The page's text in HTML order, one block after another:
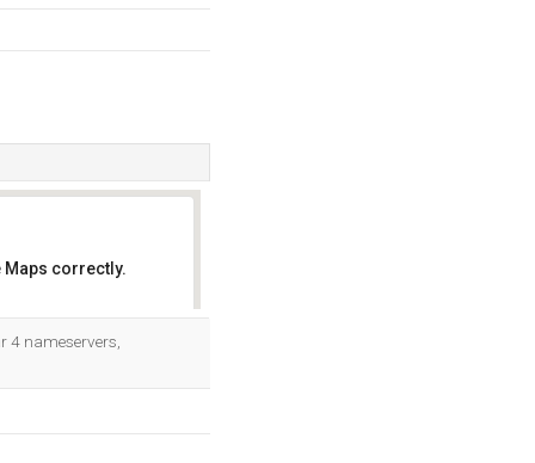
Maps correctly.
4 nameservers,